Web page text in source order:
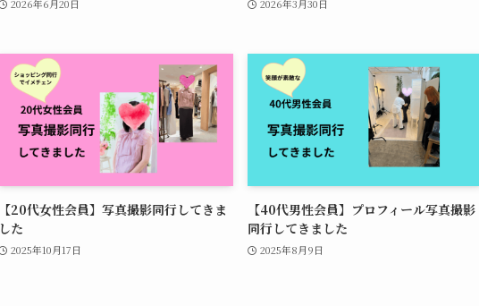
2026年6月20日 2026年3月30日
【20代女性会員】写真撮影同行してきま
した
2025年10月17日
【40代男性会員】プロフィール写真撮影
同行してきました
2025年8月9日